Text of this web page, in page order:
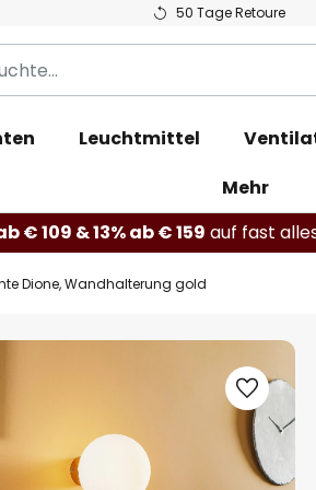
50 Tage Retoure
Leuchtmittel
Mehr
€ 109 & 13% ab € 159 auf fast
Dione, Wandhalterung gold